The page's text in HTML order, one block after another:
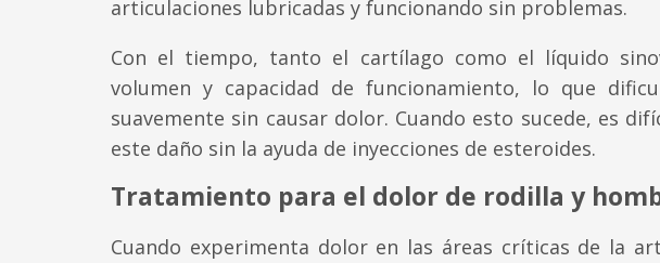
articulaciones lubricadas y funcionando sin problemas.
Con el tiempo, tanto el cartílago como el líquido
volumen y capacidad de funcionamiento, lo que
suavemente sin causar dolor. Cuando esto sucede, es
este daño sin la ayuda de inyecciones de esteroides.
Tratamiento para el dolor de rodilla y
Cuando experimenta dolor en las áreas críticas de la